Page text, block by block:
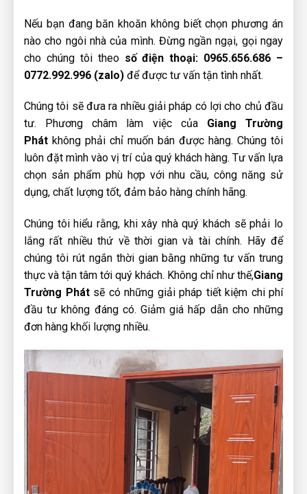
Nếu bạn đang băn khoăn không biết chọn phương án
nào cho ngôi nhà của mình. Đừng ngần ngại, gọi ngay
cho chúng tôi theo số điện thoại: 0965.656.686 –
0772.992.996 (zalo) để được tư vấn tận tình nhất.
Chúng tôi sẽ đưa ra nhiều giải pháp có lợi cho chủ đầu
tư. Phương châm làm việc của Giang Trường
Phát không phải chỉ muốn bán được hàng. Chúng tôi
luôn đặt mình vào vị trí của quý khách hàng. Tư vấn lựa
chọn sản phẩm phù hợp với nhu cầu, công năng sử
dụng, chất lượng tốt, đảm bảo hàng chính hãng.
Chúng tôi hiểu rằng, khi xây nhà quý khách sẽ phải lo
lắng rất nhiều thứ về thời gian và tài chính. Hãy để
chúng tôi rút ngắn thời gian bằng những tư vấn trung
thực và tận tâm tới quý khách. Không chỉ như thế,Giang
Trường Phátsẽ có những giải pháp tiết kiệm chi phí
đầu tư không đáng có. Giảm giá hấp dẫn cho những
đơn hàng khối lượng nhiều.